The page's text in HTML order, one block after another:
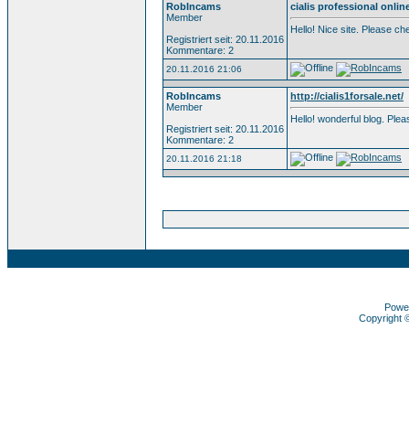
RobIncams
Member
Registriert seit: 20.11.2016
Kommentare: 2
cialis professional
Hello! Nice site. Please
20.11.2016 21:06
RobIncams
Member
Registriert seit: 20.11.2016
Kommentare: 2
http://cialis1forsale.net/
Hello! wonderful blog.
20.11.2016 21:18
Copyright